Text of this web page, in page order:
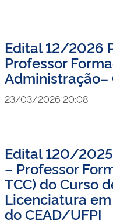
Edital 12/2026
Professor
Administração–
23/03/2026 20:08
Edital 120/
– Professor
TCC) do Curso
Licenciatura
do CEAD/UFPI